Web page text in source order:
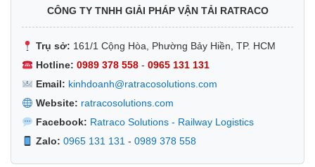
CÔNG TY TNHH GIẢI PHÁP VẬN TẢI RATRACO
Trụ sở: 161/1 Cộng Hòa, Phường Bảy Hiền, TP. HCM
Hotline: 0989 378 558- 0965 131 131
Email: kinhdoanh@ratracosolutions.com
Website: ratracosolutions.com
Facebook: Ratraco Solutions - Railway Logistics
Zalo: 0965 131 131 - 0989 378 558